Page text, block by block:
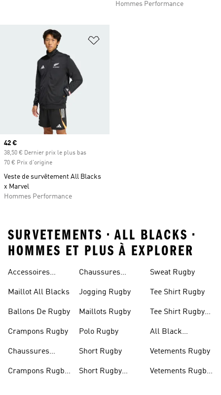
Hommes Performance
Prix actuel
42 €
38,50 € Dernier prix le plus bas
70 € Prix d'origine
Veste de survêtement All Blacks
x Marvel
Hommes Performance
SURVETEMENTS • ALL BLACKS •
HOMMES ET PLUS À EXPLORER
Accessoires
Maillot All Blacks
Ballons De Rugby
Crampons Rugby
Chaussures
Crampons Rugby
Chaussures
Jogging Rugby
Maillots Rugby
Polo Rugby
Short Rugby
Short Rugby
Sweat Rugby
Tee Shirt Rugby
Tee Shirt Rugby
All Black
Vetements Rugby
Vetements Rugby